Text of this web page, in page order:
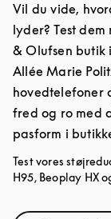
Vil du vide,
lyder? Test
& Olufsen butik
Allée Marie
hovedtelefoner
fred og ro med
pasform i
Test vores
H95, Beoplay HX